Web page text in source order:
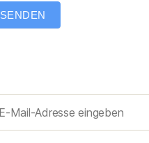
SENDEN